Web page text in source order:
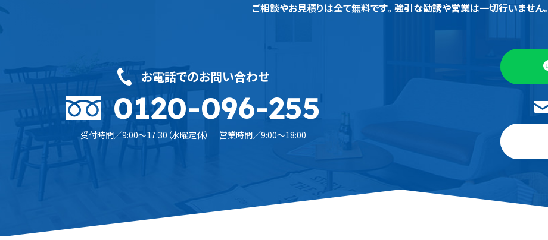
ご相談やお見積りは全て無料です。 強引な勧誘や営業は一切行いません。
お電話でのお問い合わせ
0120-096-255
受付時間／9:00〜17:30（水曜定休） 営業時間／9:00〜18:00